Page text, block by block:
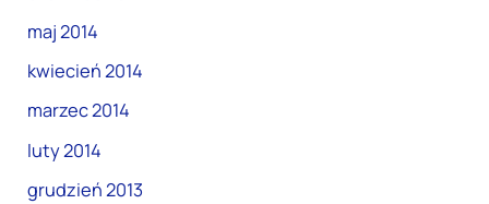
maj 2014
kwiecień 2014
marzec 2014
luty 2014
grudzień 2013